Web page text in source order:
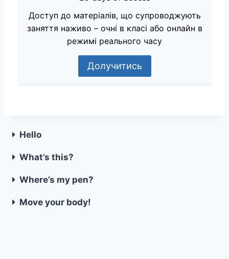
Доступ до матеріалів, що супроводжують
заняття наживо – очні в класі або онлайн в
режимі реального часу
Долучитись
Hello
What’s this?
Where’s my pen?
Move your body!